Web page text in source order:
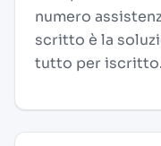
numero
scritto è la
tutto per iscritto.